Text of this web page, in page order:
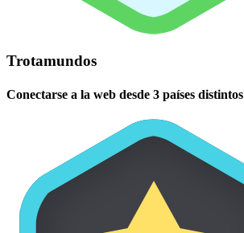
Trotamundos
Conectarse a la web desde 3 países distintos